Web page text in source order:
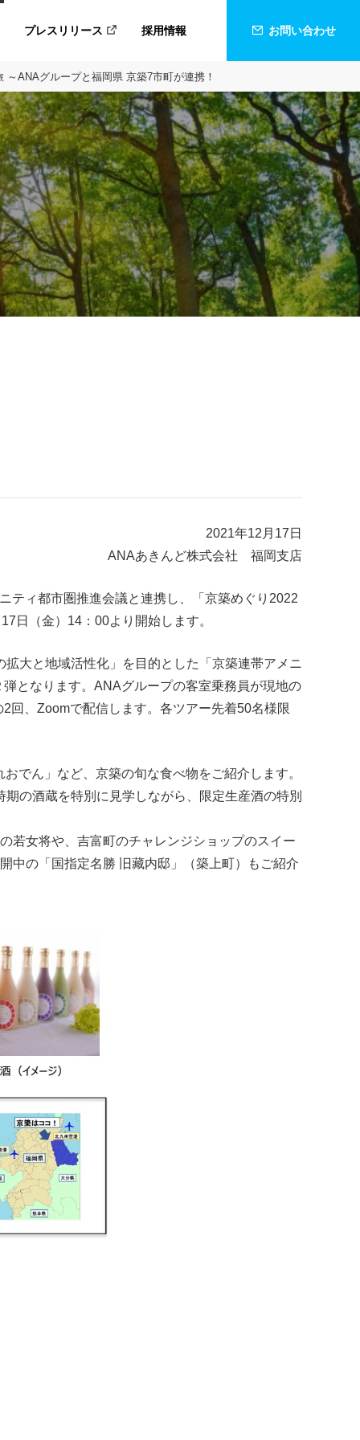
プレスリリース 採用情報 お問い合わせ
ANAグループと福岡県 京築7市町が連携！
2021年12月17日
ANAあきんど株式会社 福岡支店
ィ都市圏推進会議と連携し、「京築めぐり2022
日（金）14：00より開始します。
大と地域活性化」を目的とした「京築連帯アメニ
となります。ANAグループの客室乗務員が現地の
回、Zoomで配信します。各ツアー先着50名様限
でん」など、京築の旬な食べ物をご紹介します。
の酒蔵を特別に見学しながら、限定生産酒の特別
女将や、吉富町のチャレンジショップのスイー
中の「国指定名勝 旧藏内邸」（築上町）もご紹介